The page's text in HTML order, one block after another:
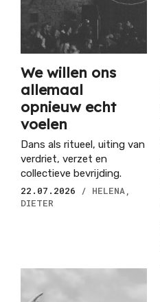
We willen ons
allemaal
opnieuw echt
voelen
Dans als ritueel, uiting van
verdriet, verzet en
collectieve bevrijding.
22.07.2026
/ HELENA,
DIETER